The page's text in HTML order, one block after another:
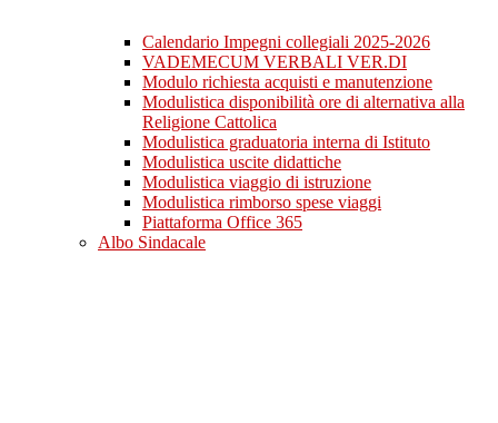
Calendario Impegni collegiali 2025-2026
VADEMECUM VERBALI VER.DI
Modulo richiesta acquisti e manutenzione
Modulistica disponibilità ore di alternativa alla
Religione Cattolica
Modulistica graduatoria interna di Istituto
Modulistica uscite didattiche
Modulistica viaggio di istruzione
Modulistica rimborso spese viaggi
Piattaforma Office 365
Albo Sindacale